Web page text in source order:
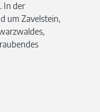
In der
um Zavelstein,